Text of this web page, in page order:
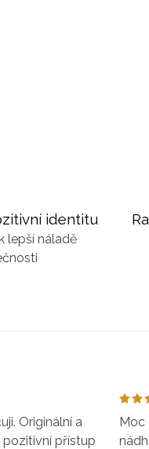
identitu
lepší náladě
Originální a
pozitivní přístup
Moc